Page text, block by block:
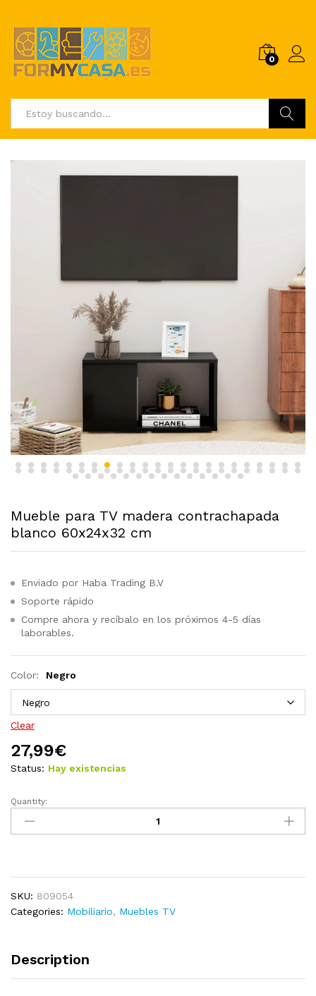
0
Mueble para TV madera contrachapada
blanco 60x24x32 cm
Enviado por Haba Trading B.V
Soporte rápido
Compre ahora y recíbalo en los próximos 4-5 días
laborables.
Color: Negro
Clear
27,99€
Status: Hay existencias
Mueble
para
TV
60x24x32
cm
Quantity:
SKU: 809054
Categories: Mobiliario, Muebles TV
Description